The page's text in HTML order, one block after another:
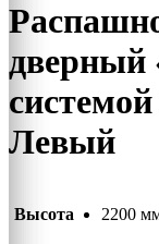
дверный
Левый
Высота 2200